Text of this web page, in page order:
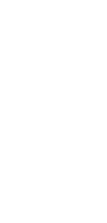
les
plus
exigences
et des
strictes,